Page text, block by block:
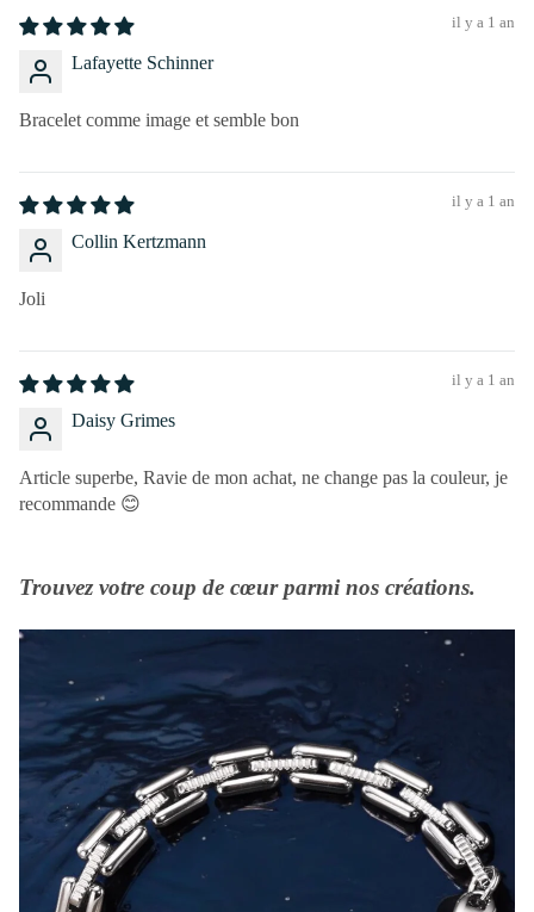
il y a 1 an
Lafayette Schinner
Bracelet comme image et semble bon
il y a 1 an
Collin Kertzmann
Joli
il y a 1 an
Daisy Grimes
Article superbe, Ravie de mon achat, ne change pas la couleur, je
recommande 😊
Trouvez votre coup de cœur parmi nos créations.